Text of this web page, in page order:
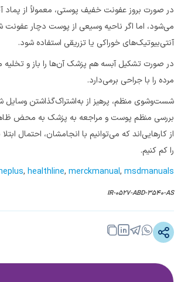
در صورت بروز عفونت خفیف پوستی، معمولاً از پماد
می‌شود، اما اگر ناحیه وسیعی از پوست دچار عفونت
آنتی‌بیوتیک‌های خوراکی یا تزریقی استفاده شود.
در صورت تشکیل آبسه‌ هم پزشک آن‌ها را باز و
مرده را با جراحی برمی‌دارد.
شست‌وشوی منظم، پرهیز از به‌اشتراک‌گذاشتن وسایل
بررسی منظم پوست و مراجعه به پزشک به محض
از کارهایی‌اند که می‌توانیم با انجامشان، احتمال
را کم کنیم.
, healthline, merckmanual, msdmanuals
IR-0527-ABD-3540-AS